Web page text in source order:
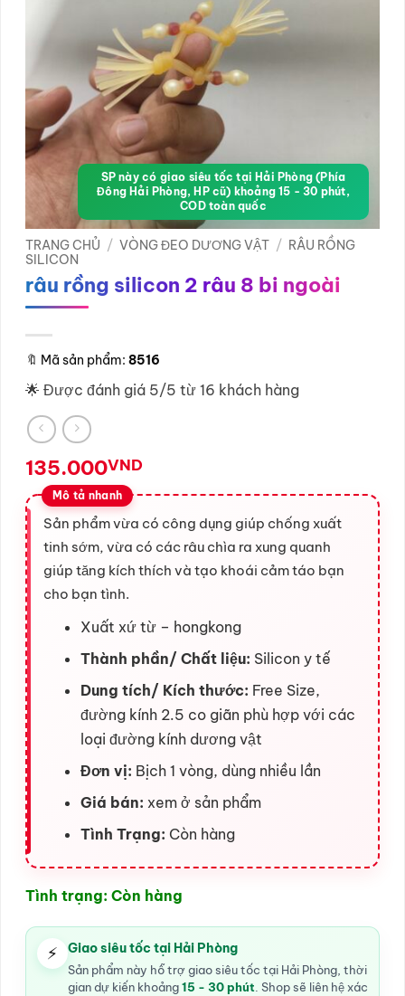
SP này có giao siêu tốc tại Hải Phòng (Phía
Đông Hải Phòng, HP cũ) khoảng 15 - 30 phút,
COD toàn quốc
TRANG CHỦ / VÒNG ĐEO DƯƠNG VẬT / RÂU RỒNG
SILICON
râu rồng silicon 2 râu 8 bi ngoài
🔖 Mã sản phẩm: 8516
🌟 Được đánh giá 5/5 từ 16 khách hàng
135.000VND
Sản phẩm vừa có công dụng giúp chống xuất
tinh sớm, vừa có các râu chìa ra xung quanh
giúp tăng kích thích và tạo khoái cảm táo bạn
cho bạn tình.
Xuất xứ từ – hongkong
Thành phần/ Chất liệu: Silicon y tế
Dung tích/ Kích thước: Free Size,
đường kính 2.5 co giãn phù hợp với các
loại đường kính dương vật
Đơn vị: Bịch 1 vòng, dùng nhiều lần
Giá bán: xem ở sản phẩm
Tình Trạng: Còn hàng
Tình trạng: Còn hàng
⚡ Giao siêu tốc tại Hải Phòng
Sản phẩm này hỗ trợ giao siêu tốc tại Hải Phòng, thời
gian dự kiến khoảng15 - 30 phút . Shop sẽ liên hệ xác